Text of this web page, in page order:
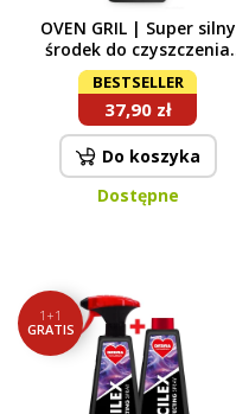
OVEN GRIL | Super silny
środek do czyszczenia
piekarników i grilli 500 ml
BESTSELLER
37,90 zł
Do koszyka
Dostępne
1+1
GRATIS